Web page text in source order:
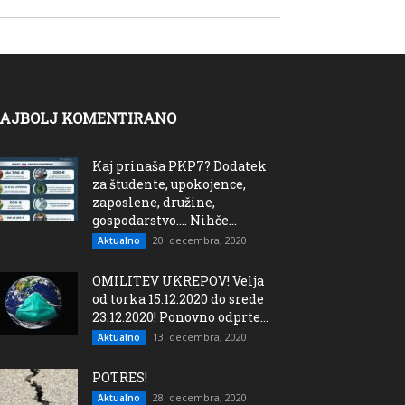
KOMENTIRANO
Kaj prinaša PKP7? Dodatek
za študente, upokojence,
zaposlene, družine,
gospodarstvo…. Nihče...
Aktualno 20. decembra, 2020
OMILITEV UKREPOV! Velja
od torka 15.12.2020 do srede
23.12.2020! Ponovno odprte...
Aktualno 13. decembra, 2020
POTRES!
Aktualno 28. decembra, 2020